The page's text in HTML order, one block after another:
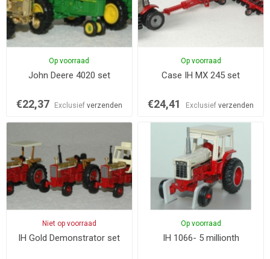
Op voorraad
John Deere 4020 set
€22,37 Exclusief verzenden
Op voorraad
Case IH MX 245 set
€24,41 Exclusiefverzenden
Niet op voorraad
IH Gold Demonstrator set
Op voorraad
IH 1066- 5 millionth